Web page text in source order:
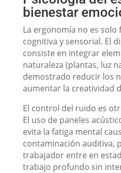
bienestar
La ergonomía no es solo
cognitiva y sensorial. El
consiste en integrar
naturaleza (plantas, luz
demostrado reducir los
aumentar la creatividad
El control del ruido es
El uso de paneles
evita la fatiga mental
contaminación auditiva,
trabajador entre en
trabajo profundo sin